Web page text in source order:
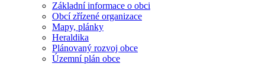
Základní informace o obci
Obcí zřízené organizace
Mapy, plánky
Heraldika
Plánovaný rozvoj obce
Územní plán obce